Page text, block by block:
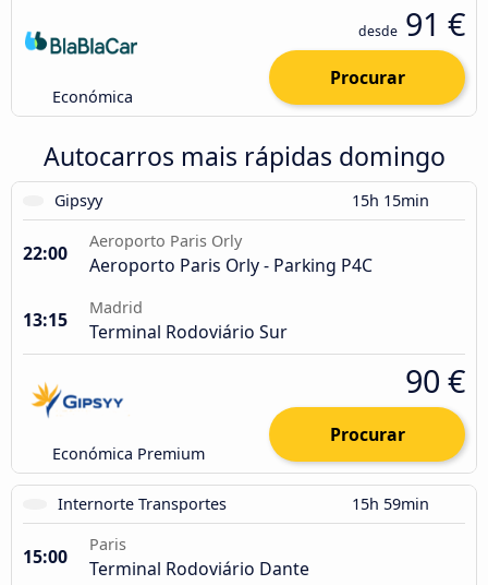
Económica
desde 91 €
Procurar
Autocarros mais rápidas domingo
Gipsyy 15h 15min
22:00
Aeroporto Paris Orly
Aeroporto Paris Orly - Parking P4C
13:15
Madrid
Terminal Rodoviário Sur
Económica Premium
90 €
Procurar
Internorte Transportes 15h 59min
15:00
Paris
Terminal Rodoviário Dante